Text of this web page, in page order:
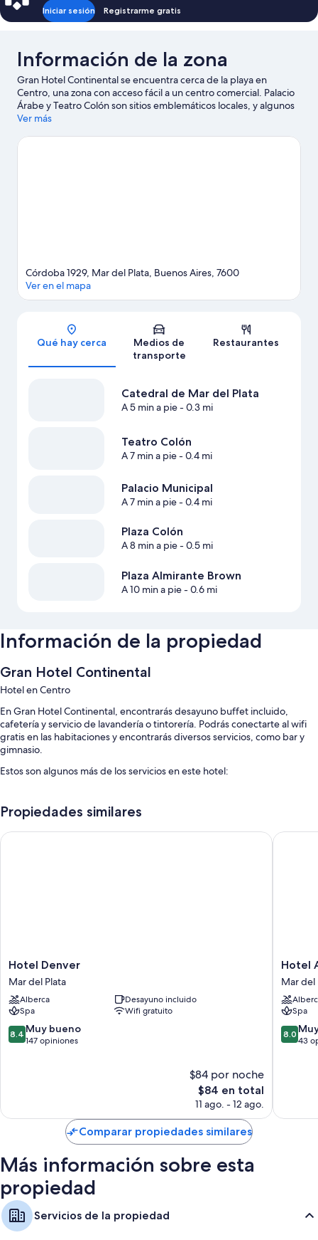
Iniciar sesión Registrarme gratis
Información de la zona
Gran Hotel Continental se encuentra cerca de la playa en
Centro, una zona con acceso fácil a un centro comercial. Palacio
Árabe y Teatro Colón son sitios emblemáticos locales, y algunos
de los lugares cercanos donde se pueden hacer actividades
¿Quieres asistir a un evento o partido mientras estás en la
Ver más
Sección del mapa
Córdoba 1929, Mar del Plata, Buenos Aires, 7600
Ver en el mapa
Qué hay cerca
Medios de
transporte
Restaurantes
Catedral de Mar del Plata
A 5 min a pie- 0.3 mi
Teatro Colón
A 7 min a pie- 0.4 mi
Palacio Municipal
A 7 min a pie- 0.4 mi
Plaza Colón
A 8 min a pie- 0.5 mi
Plaza Almirante Brown
A 10 min a pie- 0.6 mi
Información de la propiedad
Gran Hotel Continental
Hotel en Centro
En Gran Hotel Continental, encontrarás desayuno buffet incluido,
cafetería y servicio de lavandería o tintorería. Podrás conectarte al wifi
gratis en las habitaciones y encontrarás diversos servicios, como bar y
gimnasio.
Estos son algunos más de los servicios en este hotel:
alrededores y servicio de concierge
Otros de los servicios que también encontrarás en las habitaciones
Baños con regaderas tipo lluvia y bidets
Televisiones LCD de 29 pulgadas con canales por cable
Propiedades similares
Hotel
Denver
Mar
del
Plata
Hotel Denver
Mar del Plata
Alberca
Desayuno incluido
Spa
Wifi gratuito
8.4
de
8.4 Muy bueno
147 opiniones
$84 por noche
El
precio
es
$84 en total
11 ago. - 12 ago.
Hotel Denver
Hotel
Aatrac
Mar
del
Plata
Hotel
Mar del
Spa
8.0
de
8.0
43
Hotel
Comparar propiedades similares
Más información sobre esta
propiedad
Servicios de la propiedad